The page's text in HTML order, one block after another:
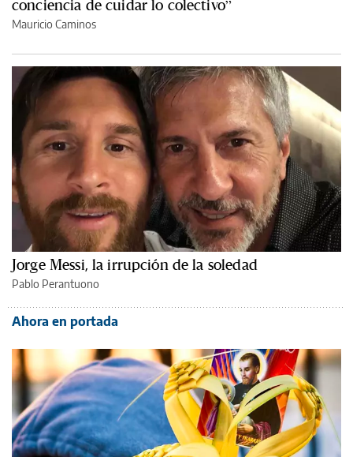
conciencia de cuidar lo colectivo”
Mauricio Caminos
Jorge Messi, la irrupción de la soledad
Pablo Perantuono
Ahora en portada